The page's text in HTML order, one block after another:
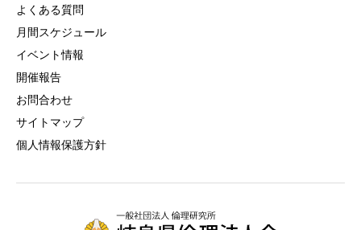
よくある質問
月間スケジュール
イベント情報
開催報告
お問合わせ
サイトマップ
個人情報保護方針